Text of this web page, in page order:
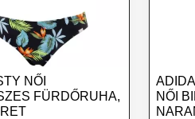
NŐI
FÜRDŐRUHA,
NŐI